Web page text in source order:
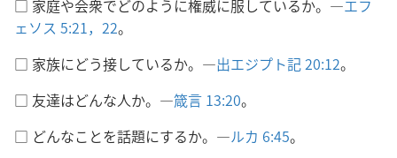
□ 家庭や会衆でどのように権威に服しているか。―エフ
ェソス 5:21，22。
□ 家族にどう接しているか。―出エジプト記 20:12。
□ 友達はどんな人か。―箴言 13:20。
□ どんなことを話題にするか。―ルカ 6:45。